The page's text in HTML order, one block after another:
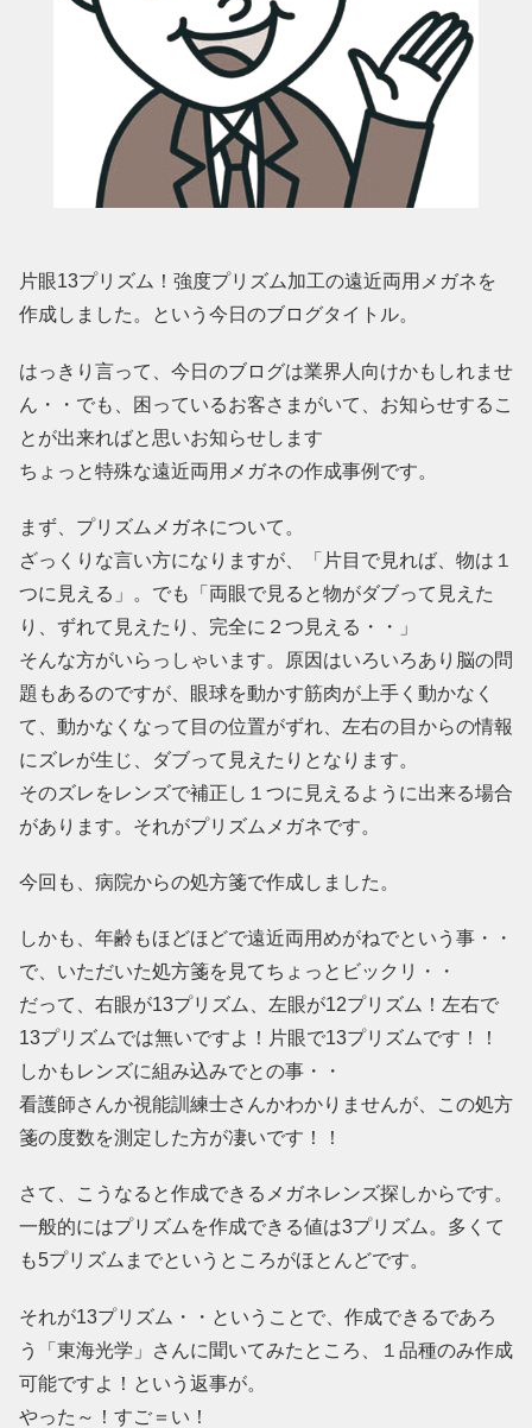
片眼13プリズム！強度プリズム加工の遠近両用メガネを
作成しました。という今日のブログタイトル。
はっきり言って、今日のブログは業界人向けかもしれませ
ん・・でも、困っているお客さまがいて、お知らせするこ
とが出来ればと思いお知らせします
ちょっと特殊な遠近両用メガネの作成事例です。
まず、プリズムメガネについて。
ざっくりな言い方になりますが、「片目で見れば、物は１
つに見える」。でも「両眼で見ると物がダブって見えた
り、ずれて見えたり、完全に２つ見える・・」
そんな方がいらっしゃいます。原因はいろいろあり脳の問
題もあるのですが、眼球を動かす筋肉が上手く動かなく
て、動かなくなって目の位置がずれ、左右の目からの情報
にズレが生じ、ダブって見えたりとなります。
そのズレをレンズで補正し１つに見えるように出来る場合
があります。それがプリズムメガネです。
今回も、病院からの処方箋で作成しました。
しかも、年齢もほどほどで遠近両用めがねでという事・・
で、いただいた処方箋を見てちょっとビックリ・・
だって、右眼が13プリズム、左眼が12プリズム！左右で
13プリズムでは無いですよ！片眼で13プリズムです！！
しかもレンズに組み込みでとの事・・
看護師さんか視能訓練士さんかわかりませんが、この処方
箋の度数を測定した方が凄いです！！
さて、こうなると作成できるメガネレンズ探しからです。
一般的にはプリズムを作成できる値は3プリズム。多くて
も5プリズムまでというところがほとんどです。
それが13プリズム・・ということで、作成できるであろ
う「東海光学」さんに聞いてみたところ、１品種のみ作成
可能ですよ！という返事が。
やった～！すご＝い！